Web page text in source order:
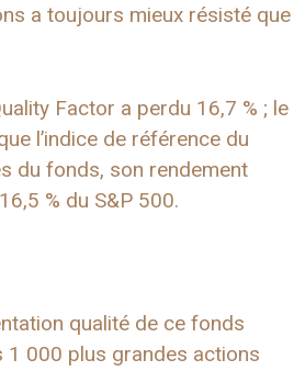
a toujours mieux résisté que
Factor a perdu 16,7 % ; le
l’indice de référence du
du fonds, son rendement
% du S&P 500.
qualité de ce fonds
1 000 plus grandes actions